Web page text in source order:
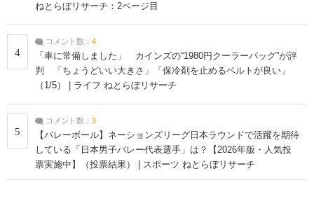
ねとらぼリサーチ：2ページ目
4
コメント数： 4
「車に常備しました」 カインズの“1980円クーラーバッグ”が評
判 「ちょうどいい大きさ」「保冷剤を止めるベルトが良い」
（1/5） | ライフ ねとらぼリサーチ
5
コメント数： 3
【バレーボール】ネーションズリーグ日本ラウンドで活躍を期待
している「日本男子バレー代表選手」は？【2026年版・人気投
票実施中】（投票結果） | スポーツ ねとらぼリサーチ